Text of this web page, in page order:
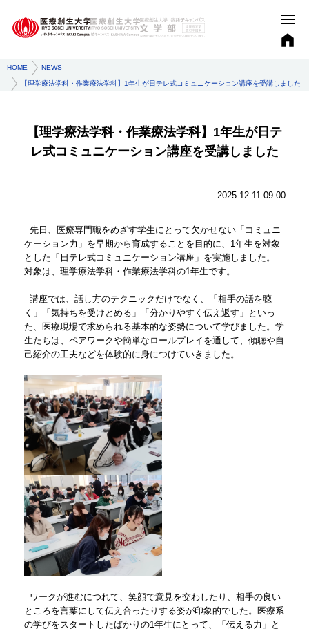
HOME NEWS
【理学療法学科・作業療法学科】1年生が日テレ式コミュニケーション講座を受講しました
【理学療法学科・作業療法学科】1年生が日テ
レ式コミュニケーション講座を受講しました
2025.12.11 09:00
先日、医療専門職をめざす学生にとって欠かせない「コミュニ
ケーション力」を早期から育成することを目的に、1年生を対象
とした「日テレ式コミュニケーション講座」を実施しました。
対象は、理学療法学科・作業療法学科の1年生です。
講座では、話し方のテクニックだけでなく、「相手の話を聴
く」「気持ちを受けとめる」「分かりやすく伝え返す」といっ
た、医療現場で求められる基本的な姿勢について学びました。学
生たちは、ペアワークや簡単なロールプレイを通して、傾聴や自
己紹介の工夫などを体験的に身につけていきました。
ワークが進むにつれて、笑顔で意見を交わしたり、相手の良い
ところを言葉にして伝え合ったりする姿が印象的でした。医療系
の学びをスタートしたばかりの1年生にとって、「伝える力」と